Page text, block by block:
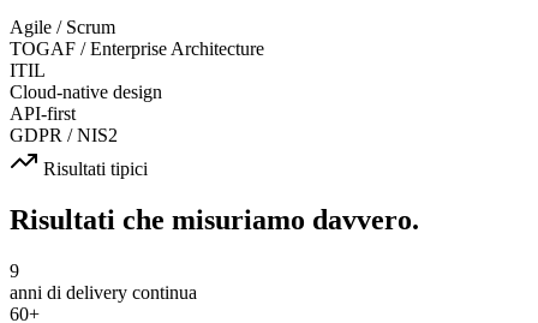
Agile / Scrum
TOGAF / Enterprise Architecture
ITIL
Cloud-native design
API-first
GDPR / NIS2
Risultati tipici
Risultati che misuriamo davvero.
9
anni di delivery continua
60+